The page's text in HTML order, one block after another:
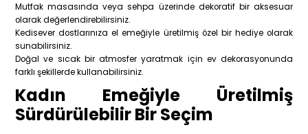
Mutfak masasında veya sehpa üzerinde dekoratif bir aksesuar
olarak değerlendirebilirsiniz.
Kedisever dostlarınıza el emeğiyle üretilmiş özel bir hediye olarak
sunabilirsiniz.
Doğal ve sıcak bir atmosfer yaratmak için ev dekorasyonunda
farklı şekillerde kullanabilirsiniz.
Kadın Emeğiyle Üretilmiş
Sürdürülebilir Bir Seçim